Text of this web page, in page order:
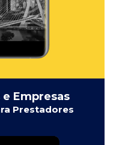
Empresas
Prestadores